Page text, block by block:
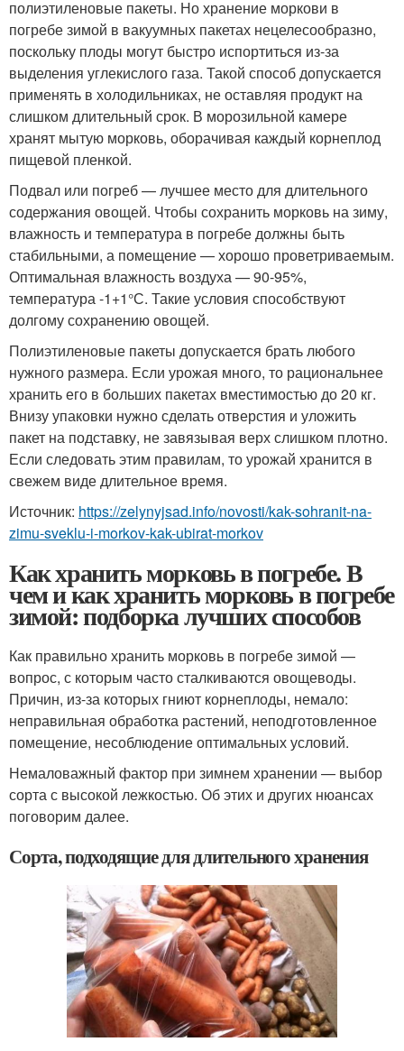
полиэтиленовые пакеты. Но хранение моркови в
погребе зимой в вакуумных пакетах нецелесообразно,
поскольку плоды могут быстро испортиться из-за
выделения углекислого газа. Такой способ допускается
применять в холодильниках, не оставляя продукт на
слишком длительный срок. В морозильной камере
хранят мытую морковь, оборачивая каждый корнеплод
пищевой пленкой.
Подвал или погреб — лучшее место для длительного
содержания овощей. Чтобы сохранить морковь на зиму,
влажность и температура в погребе должны быть
стабильными, а помещение — хорошо проветриваемым.
Оптимальная влажность воздуха — 90-95%,
температура -1+1°С. Такие условия способствуют
долгому сохранению овощей.
Полиэтиленовые пакеты допускается брать любого
нужного размера. Если урожая много, то рациональнее
хранить его в больших пакетах вместимостью до 20 кг.
Внизу упаковки нужно сделать отверстия и уложить
пакет на подставку, не завязывая верх слишком плотно.
Если следовать этим правилам, то урожай хранится в
свежем виде длительное время.
Источник: https://zelynyjsad.info/novosti/kak-sohranit-na-
zimu-sveklu-i-morkov-kak-ubirat-morkov
Как хранить морковь в погребе. В
чем и как хранить морковь в погребе
зимой: подборка лучших способов
Как правильно хранить морковь в погребе зимой —
вопрос, с которым часто сталкиваются овощеводы.
Причин, из-за которых гниют корнеплоды, немало:
неправильная обработка растений, неподготовленное
помещение, несоблюдение оптимальных условий.
Немаловажный фактор при зимнем хранении — выбор
сорта с высокой лежкостью. Об этих и других нюансах
поговорим далее.
Сорта, подходящие для длительного хранения